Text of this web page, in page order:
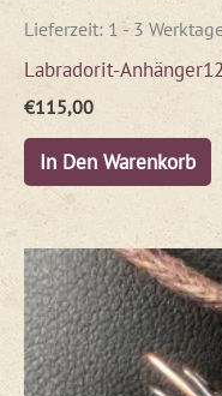
Lieferzeit: 1 - 3
Labradorit-
€115,00
In Den Warenkorb